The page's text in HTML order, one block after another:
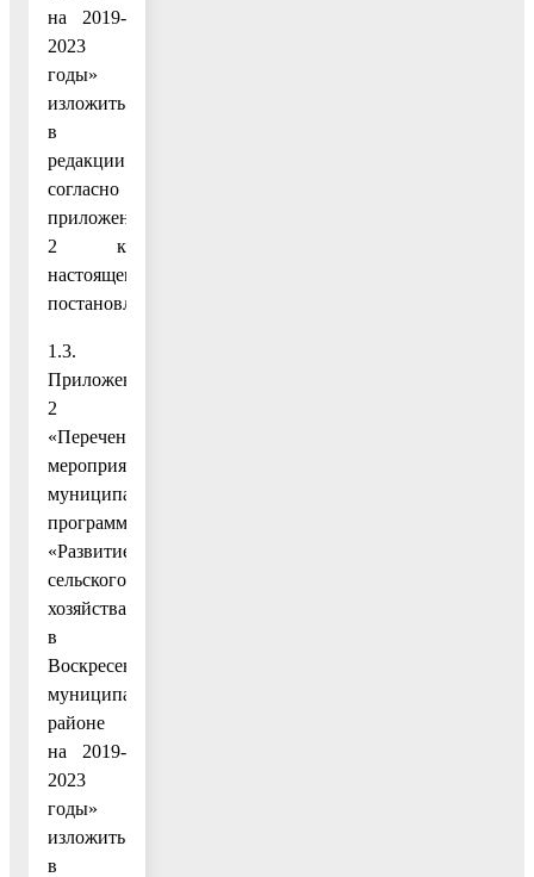
на 2019-
2023
годы»
изложить
в
редакции
согласно
приложению
2 к
настоящему
постановлению;
1.3.
Приложение
2
«Перечень
мероприятий
муниципальной
программы
«Развитие
сельского
хозяйства
в
Воскресенском
муниципальном
районе
на 2019-
2023
годы»
изложить
в